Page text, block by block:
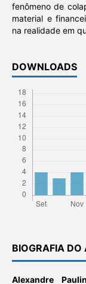
fenômeno de
material e
na realidade em
DOWNLOADS
BIOGRAFIA DO
Alexandre